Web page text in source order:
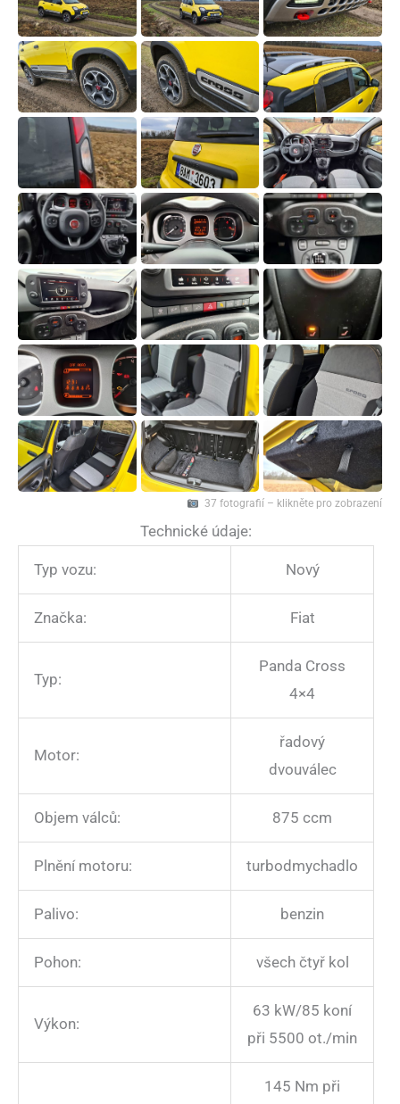
37 fotografií – klikněte pro zobrazení
Technické údaje:
Typ vozu: Nový
Značka: Fiat
Typ:
Panda Cross
4×4
Motor:
řadový
dvouválec
Objem válců: 875 ccm
Plnění motoru: turbodmychadlo
Palivo: benzin
Pohon: všech čtyř kol
Výkon:
63 kW/85 koní
při 5500 ot./min
145 Nm při